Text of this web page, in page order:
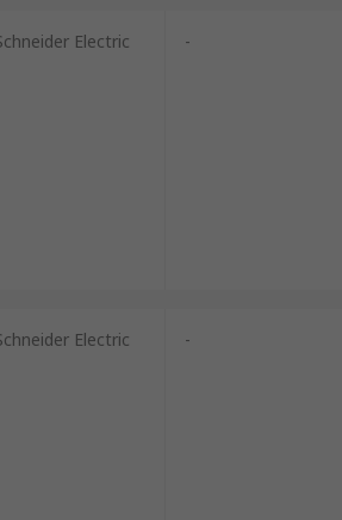
Electric -
Electric -